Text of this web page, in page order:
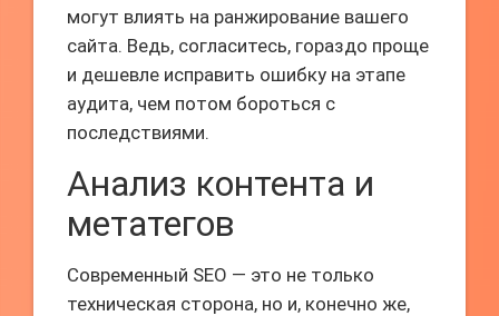
могут влиять на ранжирование вашего
сайта. Ведь, согласитесь, гораздо проще
и дешевле исправить ошибку на этапе
аудита, чем потом бороться с
последствиями.
Анализ контента и
метатегов
Современный SEO — это не только
техническая сторона, но и, конечно же,